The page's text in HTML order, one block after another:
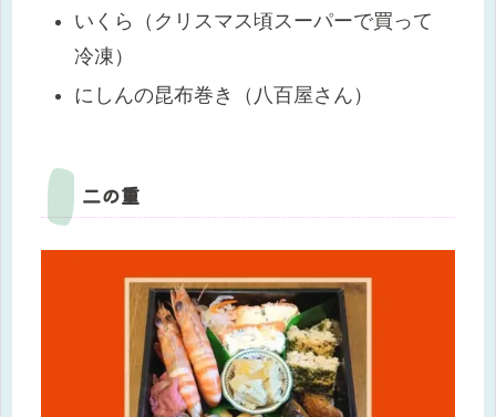
いくら（クリスマス頃スーパーで買って
冷凍）
にしんの昆布巻き（八百屋さん）
二の重